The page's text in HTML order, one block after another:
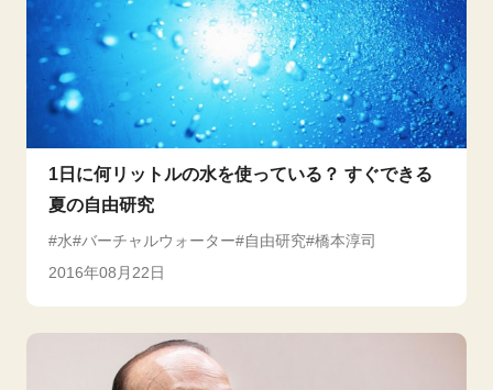
1日に何リットルの水を使っている？ すぐできる
夏の自由研究
水 バーチャルウォーター 自由研究 橋本淳司
2016年08月22日